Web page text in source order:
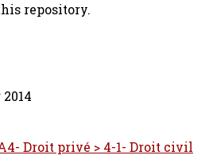
repository.
Droit privé > 4-1- Droit civil